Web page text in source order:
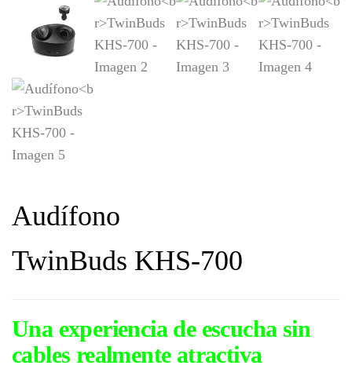
Audífono
TwinBuds KHS-700
Una experiencia de escucha sin
cables realmente atractiva